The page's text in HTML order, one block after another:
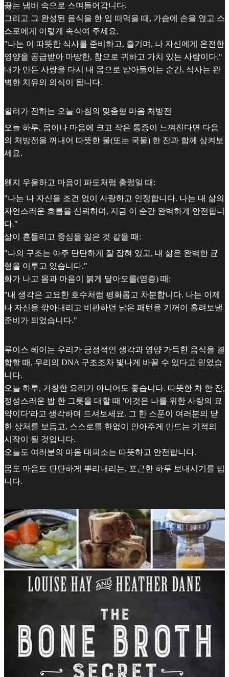
끓는 냄비 속으로 스며들어갑니다.
그리고 그 완성된 음식을 한 입 떠먹을 때, 가슴에 손을 얹고 스
스로에게 이렇게 속삭여 주세요.
"나는 이 따뜻한 식사를 준비하고, 즐기며, 나 자신에게 온전한
영양을 공급받아 마땅한, 참으로 귀하고 가치 있는 사람이다."
내가 만든 사랑을 다시 내 몸으로 받아들이는 순간, 식사는 완
벽한 치유의 의식이 됩니다.
힐러가 전하는 오늘 아침의 맞춤형 마음 처방전
오늘 하루, 몸이나 마음에 크고 작은 통증이 느껴진다면 다음
의 처방전을 꺼내어 따뜻한 물(또는 국물) 한 잔과 함께 삼켜보
세요.
왠지 우울하고 마음이 파도처럼 출렁일 때:
"나는 나 자신을 조건 없이 사랑하고 인정합니다. 나는 내 삶의
자연스러운 흐름을 신뢰하며, 지금 이 순간 완벽하게 안전합니
다."
삶이 흔들리고 중심을 잃은 것 같을 때:
"나의 구조는 아주 단단하게 잘 잡혀 있고, 내 삶은 완벽한 균
형을 이루고 있습니다."
화가 나고 몸과 마음이 붉게 달아오를(염증) 때:
"내 생각은 고요한 호수처럼 평화롭고 차분합니다. 나는 이제
나 자신을 깎아내리고 비판하던 낡은 패턴을 기꺼이 흘려보낼
준비가 되었습니다."
루이스 헤이는 우리가 긍정적인 생각과 영양 가득한 음식을 결
합할 때, 우리의 DNA 구조조차 빛나게 바꿀 수 있다고 믿었습
니다.
오늘 하루, 거창한 요리가 아니어도 좋습니다. 따뜻한 차 한 잔,
정성스러운 밥 한 그릇을 대할 때 '이것은 나를 위한 사랑의 묘
약이다'라고 생각하며 드셔보세요. 그 한 스푼이 여러분의 닫
힌 상처를 보듬고, 스스로를 한없이 안아주게 만드는 기적의
시작이 될 것입니다.
오늘도 여러분의 마음 대피소는 따뜻하고 안전합니다.
몸도 마음도 단단하게 뿌리내리는, 포근한 하루 보내시기를 빕
니다.